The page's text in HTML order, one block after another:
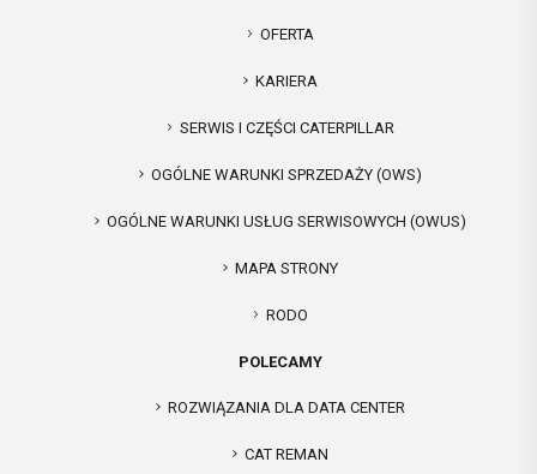
OFERTA
KARIERA
SERWIS I CZĘŚCI CATERPILLAR
OGÓLNE WARUNKI SPRZEDAŻY (OWS)
OGÓLNE WARUNKI USŁUG SERWISOWYCH (OWUS)
MAPA STRONY
RODO
POLECAMY
ROZWIĄZANIA DLA DATA CENTER
CAT REMAN